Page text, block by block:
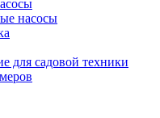
насосы
для садовой техники